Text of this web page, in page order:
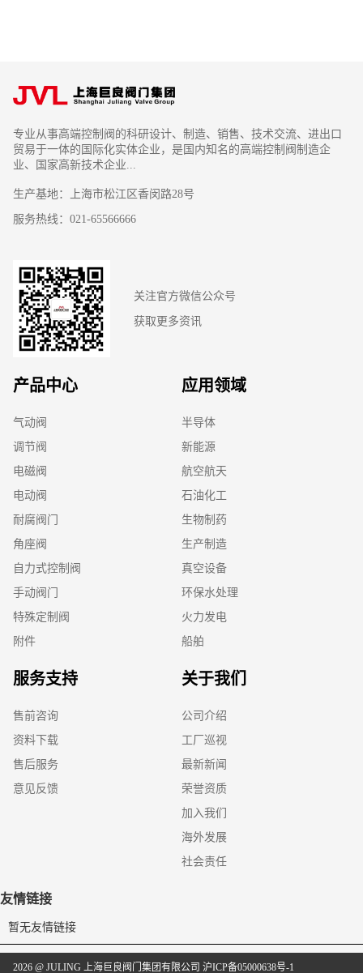
专业从事高端控制阀的科研设计、制造、销售、技术交流、进出口
贸易于一体的国际化实体企业，是国内知名的高端控制阀制造企
业、国家高新技术企业...
生产基地：上海市松江区香闵路28号
服务热线：021-65566666
关注官方微信公众号
获取更多资讯
产品中心
气动阀
调节阀
电磁阀
电动阀
耐腐阀门
角座阀
自力式控制阀
手动阀门
特殊定制阀
附件
应用领域
半导体
新能源
航空航天
石油化工
生物制药
生产制造
真空设备
环保水处理
火力发电
船舶
服务支持
售前咨询
资料下载
售后服务
意见反馈
关于我们
公司介绍
工厂巡视
最新新闻
荣誉资质
加入我们
海外发展
社会责任
友情链接
暂无友情链接
2026 @ JULING 上海巨良阀门集团有限公司 沪ICP备05000638号-1